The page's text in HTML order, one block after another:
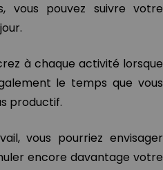
vous pouvez suivre votre
à chaque activité lorsque
le temps que vous
productif.
vous pourriez envisager
encore davantage votre